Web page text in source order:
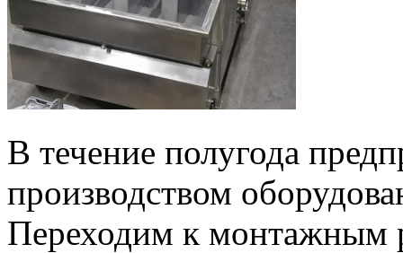
В течение полугода
производством
Переходим к монтажным